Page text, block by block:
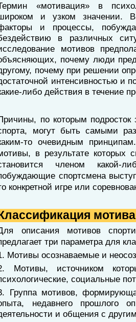
«мотивация» в
и узком значении.
и процессы,
в различных
мотивов
почему люди
почему при решении
интенсивностью и
либо действия в течение
по которым
могут быть самыми
то очевидным
в результате которых
членом
спортсмена
конкретной игре или
описания мотивов
три параметра для
Мотивы осознаваемые и
Мотивы, источником
социальные
Группа мотивов,
недавнего прошлого
и общения с